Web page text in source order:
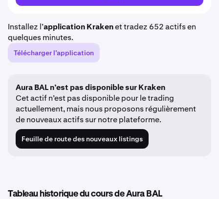
Installez l’application Krakenet tradez 652 actifs en
quelques minutes.
Télécharger l’application
Aura BAL n’est pas disponible sur Kraken
Cet actif n’est pas disponible pour le trading
actuellement, mais nous proposons régulièrement
de nouveaux actifs sur notre plateforme.
Feuille de route des nouveaux listings
Tableau historique du cours de Aura BAL